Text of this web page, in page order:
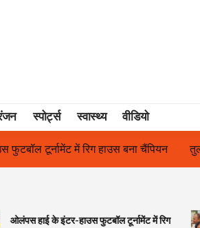
स्पोर्ट्स स्वास्थ्य वीडियो
तुलाज़ ने रचा इतिहास, संस्थान से बना
ओलंपस हाई के इंटर-हाउस फुटबॉल टूर्नामेंट में रिग